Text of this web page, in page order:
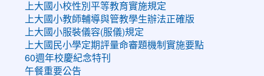
上大國小校性別平等教育實施規定
上大國小教師輔導與管教學生辦法正確版
上大國小服裝儀容(服儀)規定
上大國民小學定期評量命審題機制實施要點
60週年校慶紀念特刊
午餐重要公告